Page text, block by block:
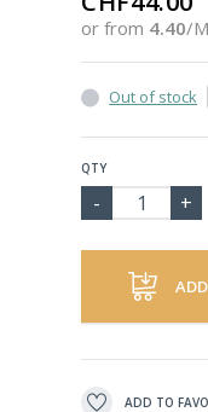
or from 4.40/
Out of stock
QTY
ADD TO